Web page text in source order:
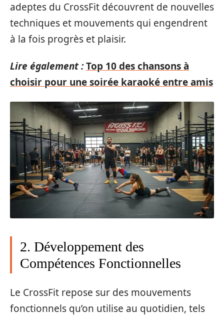
adeptes du CrossFit découvrent de nouvelles
techniques et mouvements qui engendrent
à la fois progrès et plaisir.
Lire également :Top 10 des chansons à
choisir pour une soirée karaoké entre amis
2. Développement des
Compétences Fonctionnelles
Le CrossFit repose sur des mouvements
fonctionnels qu’on utilise au quotidien, tels